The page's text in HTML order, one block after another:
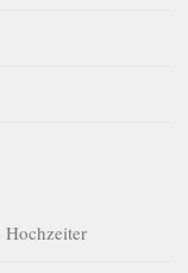
Hochzeiter